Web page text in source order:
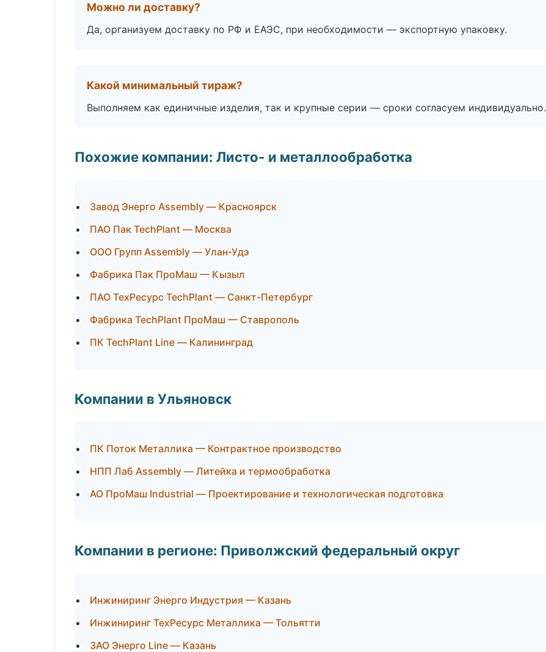
Можно ли доставку?
Да, организуем доставку по РФ и ЕАЭС, при необходимости — экспортную упаковку.
Какой минимальный тираж?
Выполняем как единичные изделия, так и крупные серии — сроки согласуем индивидуально.
Похожие компании: Листо- и металлообработка
Завод Энерго Assembly — Красноярск
ПАО Пак TechPlant — Москва
ООО Групп Assembly — Улан-Удэ
Фабрика Пак ПроМаш — Кызыл
ПАО ТехРесурс TechPlant — Санкт-Петербург
Фабрика TechPlant ПроМаш — Ставрополь
ПК TechPlant Line — Калининград
Компании в Ульяновск
ПК Поток Металлика — Контрактное производство
НПП Лаб Assembly — Литейка и термообработка
АО ПроМаш Industrial — Проектирование и технологическая подготовка
Компании в регионе: Приволжский федеральный округ
Инжиниринг Энерго Индустрия — Казань
Инжиниринг ТехРесурс Металлика — Тольятти
ЗАО Энерго Line — Казань